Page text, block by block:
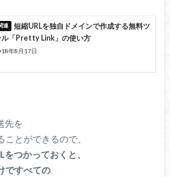
短縮URLを独自ドメインで作成する無料ツ
ル「Pretty Link」の使い方
年8月17日
先を
とができるので、
つかっておくと、
ですべての